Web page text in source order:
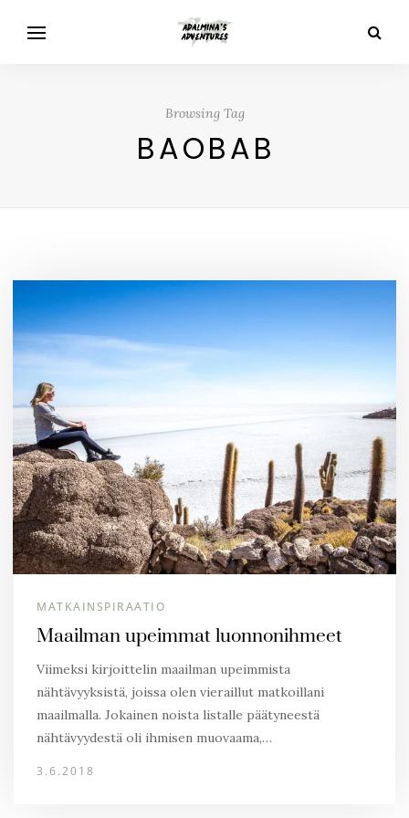
Browsing Tag
BAOBAB
MATKAINSPIRAATIO
Maailman upeimmat luonnonihmeet
Viimeksi kirjoittelin maailman upeimmista
nähtävyyksistä, joissa olen vieraillut matkoillani
maailmalla. Jokainen noista listalle päätyneestä
nähtävyydestä oli ihmisen muovaama,…
3.6.2018